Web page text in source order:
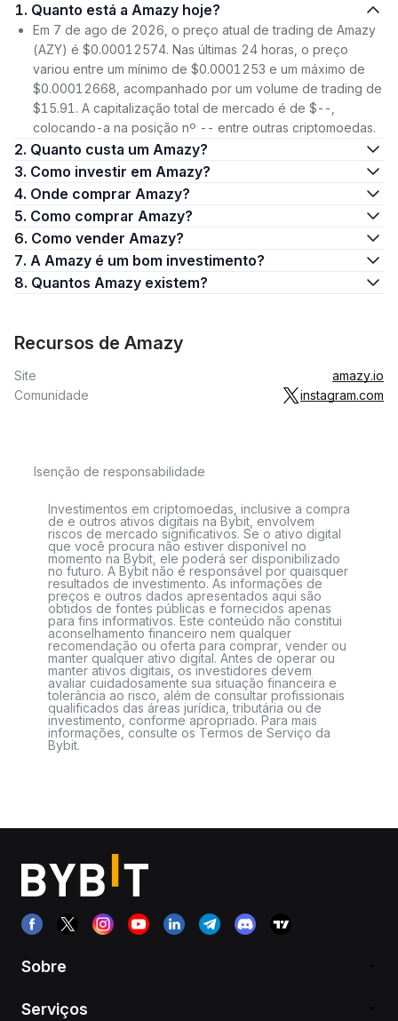
1. Quanto está a Amazy hoje?
Em 7 de ago de 2026, o preço atual de trading de Amazy
(AZY) é $0.00012574. Nas últimas 24 horas, o preço
variou entre um mínimo de $0.0001253 e um máximo de
$0.00012668, acompanhado por um volume de trading de
$15.91. A capitalização total de mercado é de $--,
colocando-a na posição nº -- entre outras criptomoedas.
2. Quanto custa um Amazy?
3. Como investir em Amazy?
4. Onde comprar Amazy?
5. Como comprar Amazy?
6. Como vender Amazy?
7. A Amazy é um bom investimento?
8. Quantos Amazy existem?
Recursos de Amazy
Site
amazy.io
Comunidade
instagram.com
Isenção de responsabilidade
Investimentos em criptomoedas, inclusive a compra
de e outros ativos digitais na Bybit, envolvem
riscos de mercado significativos. Se o ativo digital
que você procura não estiver disponível no
momento na Bybit, ele poderá ser disponibilizado
no futuro. A Bybit não é responsável por quaisquer
resultados de investimento. As informações de
preços e outros dados apresentados aqui são
obtidos de fontes públicas e fornecidos apenas
para fins informativos. Este conteúdo não constitui
aconselhamento financeiro nem qualquer
recomendação ou oferta para comprar, vender ou
manter qualquer ativo digital. Antes de operar ou
manter ativos digitais, os investidores devem
avaliar cuidadosamente sua situação financeira e
tolerância ao risco, além de consultar profissionais
qualificados das áreas jurídica, tributária ou de
investimento, conforme apropriado. Para mais
informações, consulte os Termos de Serviço da
Bybit.
Sobre
Serviços